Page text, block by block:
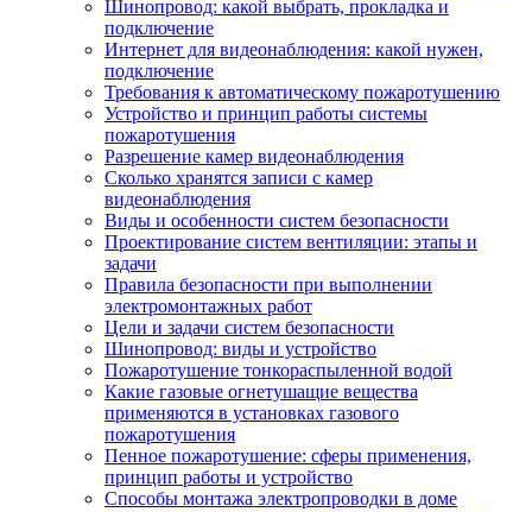
Шинопровод: какой выбрать, прокладка и
подключение
Интернет для видеонаблюдения: какой нужен,
подключение
Требования к автоматическому пожаротушению
Устройство и принцип работы системы
пожаротушения
Разрешение камер видеонаблюдения
Сколько хранятся записи с камер
видеонаблюдения
Виды и особенности систем безопасности
Проектирование систем вентиляции: этапы и
задачи
Правила безопасности при выполнении
электромонтажных работ
Цели и задачи систем безопасности
Шинопровод: виды и устройство
Пожаротушение тонкораспыленной водой
Какие газовые огнетушащие вещества
применяются в установках газового
пожаротушения
Пенное пожаротушение: сферы применения,
принцип работы и устройство
Способы монтажа электропроводки в доме